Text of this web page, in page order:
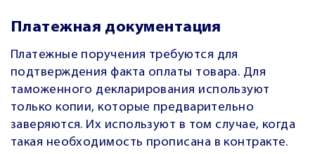
Платежная документация
Платежные поручения требуются для
подтверждения факта оплаты товара. Для
таможенного декларирования используют
только копии, которые предварительно
заверяются. Их используют в том случае, когда
такая необходимость прописана в контракте.